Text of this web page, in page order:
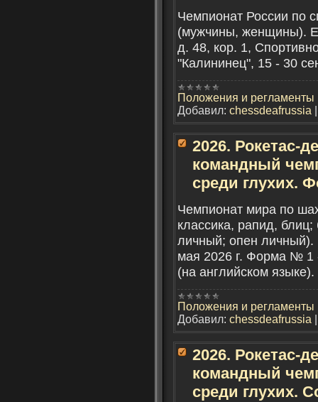
Чемпионат России по
(мужчины, женщины).
д. 48, кор. 1,
"Калининец", 15 - 30
Положения и регламенты
Добавил: chessdeafrussia
2026. Рокетас-
командный
среди глухих.
Чемпионат мира по
классика, рапид,
личный; опен личный).
мая 2026 г. Форма № 1
(на английском языке).
Положения и регламенты
Добавил: chessdeafrussia
2026. Рокетас-
командный
среди глухих.